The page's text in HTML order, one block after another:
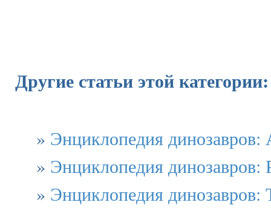
Другие статьи этой категории:
» Энциклопедия динозавров:
» Энциклопедия
» Энциклопедия динозавров: